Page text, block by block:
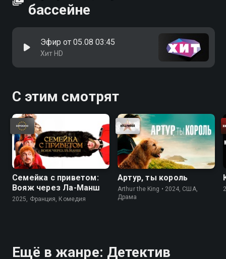
бассейне
Эфир от 05.08 03:45
Хит HD
С этим смотрят
Семейка с приветом:
Вояж через Ла-Манш
2025, Франция, Комедия
Артур, ты король
Arthur the King • 2024, США,
Драма
Ещё в жанре: Детектив